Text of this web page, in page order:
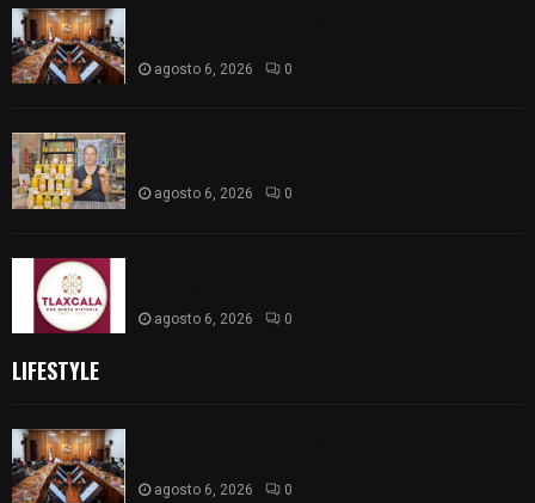
agosto 6, 2026 0
agosto 6, 2026 0
agosto 6, 2026 0
LIFESTYLE
agosto 6, 2026 0